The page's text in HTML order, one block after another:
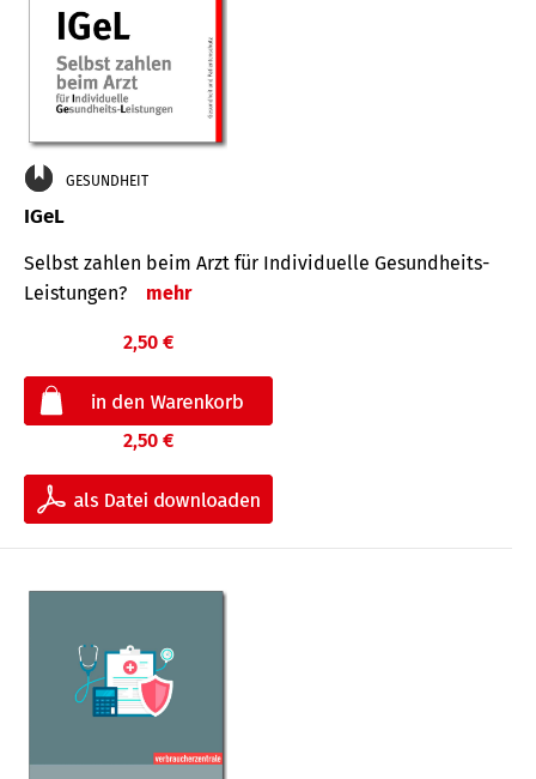
GESUNDHEIT
IGeL
Selbst zahlen beim Arzt für Indi­vidu­elle Gesund­heits-
Leis­tungen?
mehr
2,50 €
2,50 €